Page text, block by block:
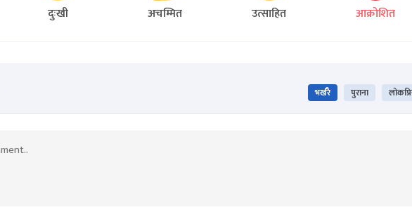
दुःखी अचम्मित उत्साहित आक्रोशित
भर्खरै पुराना